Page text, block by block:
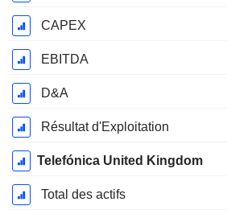
CAPEX
EBITDA
D&A
Résultat d'Exploitation
Telefónica United Kingdom
Total des actifs